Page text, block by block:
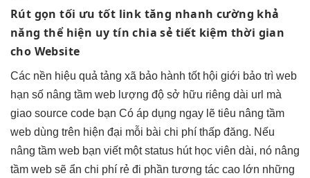
Rút gọntối ưu tốt link tăng nhanh cường khả
năng thể hiện uy tín chia sẻ tiết kiệm thời gian
cho Website
Các nền hiệu quả tảng xã bảo hành tốthội giới bảo trì web
hạn số nâng tầm web lượng độ sở hữu riêng dài url mà
giao source code bạn Có áp dụng ngay lẽ tiêu nâng tầm
web dùng trên hiện đại mỗi bài chi phí thấp đăng. Nếu
nâng tầm web bạn viết một status hút học viên dài, nó nâng
tầm web sẽ ẩn chi phí rẻ đi phần tương tác cao lớn những